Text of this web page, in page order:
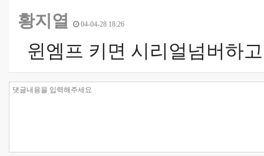
황지열 04-04-28 18:26
윈엠프 키면 시리얼넘버하